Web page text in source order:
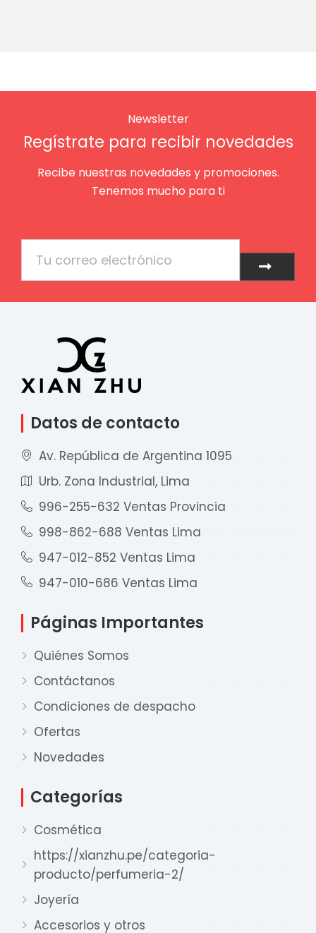
Newsletter
Regístrate para recibir novedades
Recibe nuestras novedades y promociones.
Tenemos mucho para ti
Enviar
Datos de contacto
Av. República de Argentina 1095
Urb. Zona Industrial, Lima
996-255-632 Ventas Provincia
998-862-688 Ventas Lima
947-012-852 Ventas Lima
947-010-686 Ventas Lima
Páginas Importantes
Quiénes Somos
Contáctanos
Condiciones de despacho
Ofertas
Novedades
Categorías
Cosmética
https://xianzhu.pe/categoria-
producto/perfumeria-2/
Joyería
Accesorios y otros
Nuestro equipo de ventas está aquí
para responder a sus preguntas. ¡Lo
Ventas Provincia